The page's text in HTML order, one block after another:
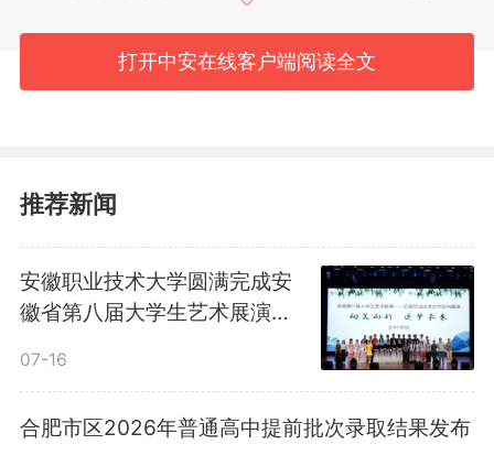
类。艺术类中，7月8日，艺术类第
一批（本科）投档；7月8日至11
7月13日，艺术类第二批（本科）
音乐类按照主、副项，声、器乐成
绩等院校（专业）投档录取；7月
14日至19日，艺术类第二批（本
科）平行志愿投档录取；7月21日
打开中安在线客户端阅读全文
推荐新闻
安徽职业技术大学圆满完成安
徽省第八届大学生艺术展演活
07-16
合肥市区2026年普通高中提前批次录取结果发布